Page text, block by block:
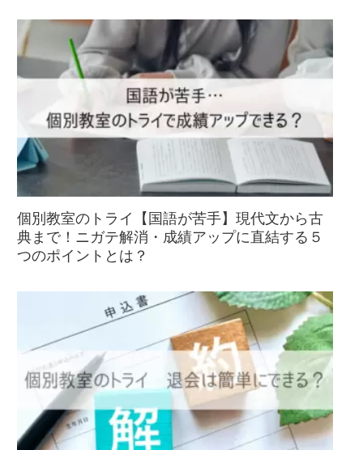
個別教室のトライ【国語が苦手】現代文から古
典まで！ニガテ解消・成績アップに直結する５
つのポイントとは？